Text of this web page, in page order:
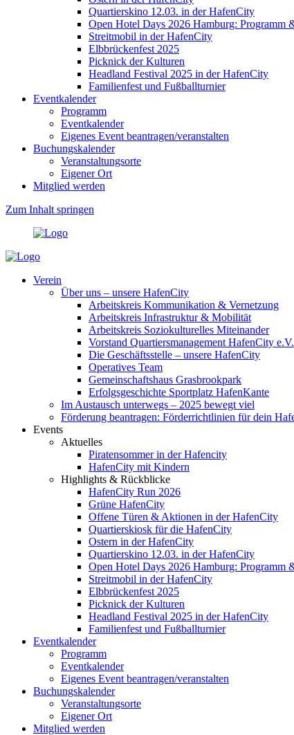
Quartierskino 12.03. in der HafenCity
Open Hotel Days 2026 Hamburg: Programm
Streitmobil in der HafenCity
Elbbrückenfest 2025
Picknick der Kulturen
Headland Festival 2025 in der HafenCity
Familienfest und Fußballturnier
Eventkalender
Programm
Eventkalender
Eigenes Event beantragen/veranstalten
Buchungskalender
Veranstaltungsorte
Eigener Ort
Mitglied werden
Zum Inhalt springen
Verein
Über uns – unsere HafenCity
Arbeitskreis Kommunikation & Vernetzung
Arbeitskreis Infrastruktur & Mobilität
Arbeitskreis Soziokulturelles Miteinander
Vorstand Quartiersmanagement HafenCity e.V.
Die Geschäftsstelle – unsere HafenCity
Operatives Team
Gemeinschaftshaus Grasbrookpark
Erfolgsgeschichte Sportplatz HafenKante
Im Austausch unterwegs – 2025 bewegt viel
Förderung beantragen: Förderrichtlinien für dein
Events
Aktuelles
Piratensommer in der Hafencity
HafenCity mit Kindern
Highlights & Rückblicke
HafenCity Run 2026
Grüne HafenCity
Offene Türen & Aktionen in der HafenCity
Quartierskiosk für die HafenCity
Ostern in der HafenCity
Quartierskino 12.03. in der HafenCity
Open Hotel Days 2026 Hamburg: Programm
Streitmobil in der HafenCity
Elbbrückenfest 2025
Picknick der Kulturen
Headland Festival 2025 in der HafenCity
Familienfest und Fußballturnier
Eventkalender
Programm
Eventkalender
Eigenes Event beantragen/veranstalten
Buchungskalender
Veranstaltungsorte
Eigener Ort
Mitglied werden